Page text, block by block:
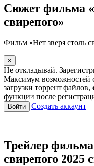
Сюжет фильма
свирепого»
Фильм «Нет зверя столь
×
Не откладывай.
Максимум возможностей
загрузки торрент файлов,
функции после
Войти Создать аккаунт
Трейлер фильма
свирепого 2025